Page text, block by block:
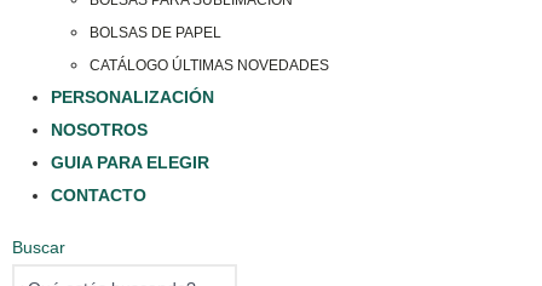
BOLSAS DE PAPEL
CATÁLOGO ÚLTIMAS NOVEDADES
PERSONALIZACIÓN
NOSOTROS
GUIA PARA ELEGIR
CONTACTO
Buscar